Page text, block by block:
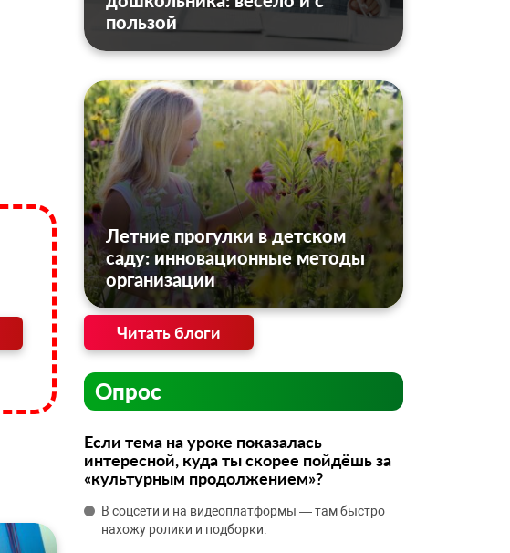
пользой
Летние прогулки в детском
саду: инновационные методы
организации
Читать блоги
Опрос
Если тема на уроке показалась
интересной, куда ты скорее пойдёшь за
«культурным продолжением»?
В соцсети и на видеоплатформы — там быстро
нахожу ролики и подборки.